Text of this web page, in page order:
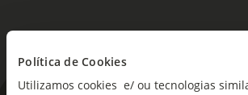
Política de Cookies
Utilizamos cookies e/ ou tecnologias